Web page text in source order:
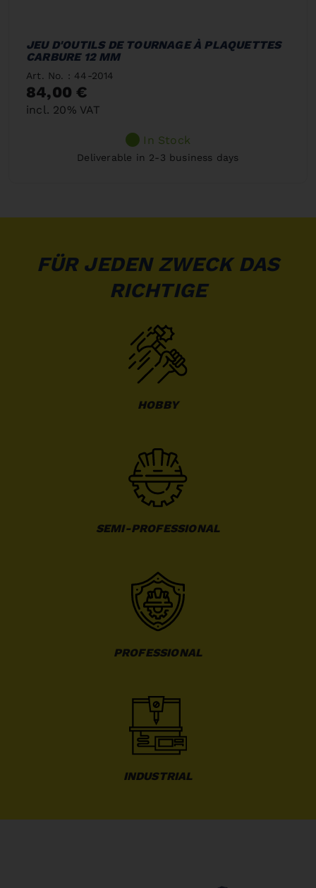
JEU D'OUTILS DE TOURNAGE À PLAQUETTES
CARBURE 12 MM
Art. No. : 44-2014
84,00 €
incl. 20% VAT
In Stock
Deliverable in 2-3 business days
FÜR JEDEN ZWECK DAS
RICHTIGE
HOBBY
SEMI-PROFESSIONAL
PROFESSIONAL
INDUSTRIAL